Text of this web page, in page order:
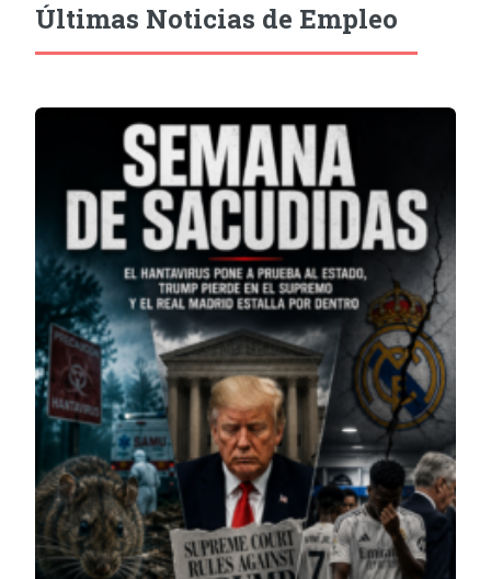
Últimas Noticias de Empleo